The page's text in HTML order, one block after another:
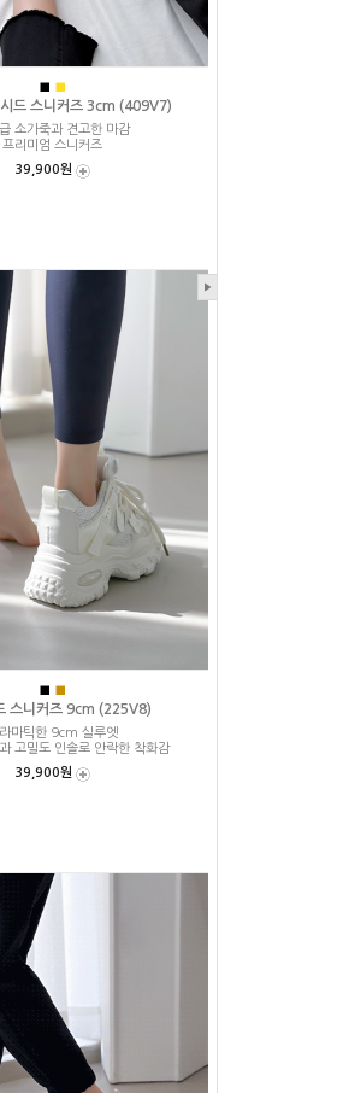
■ ■
시드 스니커즈 3cm (409V7)
소가죽과 견고한 마감
프리미엄 스니커즈
39,900원
■ ■
스니커즈 9cm (225V8)
마틱한 9cm 실루엣
고밀도 인솔로 안락한 착화감
39,900원